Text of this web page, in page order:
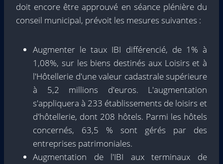
doit encore être approuvé en séance plénière du
conseil municipal, prévoit les mesures suivantes :
Augmenter le taux IBI différencié, de 1% à
1,08%, sur les biens destinés aux Loisirs et à
l'Hôtellerie d'une valeur cadastrale supérieure
à 5,2 millions d'euros. L'augmentation
s'appliquera à 233 établissements de loisirs et
d'hôtellerie, dont 208 hôtels. Parmi les hôtels
concernés, 63,5 % sont gérés par des
entreprises patrimoniales.
Augmentation de l'IBI aux terminaux de